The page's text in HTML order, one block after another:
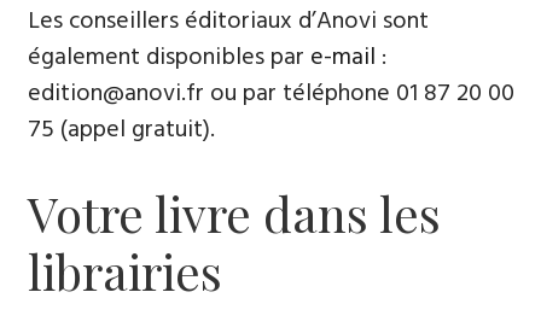
Les conseillers éditoriaux d’Anovi sont
également disponibles par e-mail :
edition@anovi.fr ou par téléphone ​​0​1 87 20 00
75 (appel gratuit).
Votre livre dans les
librairies